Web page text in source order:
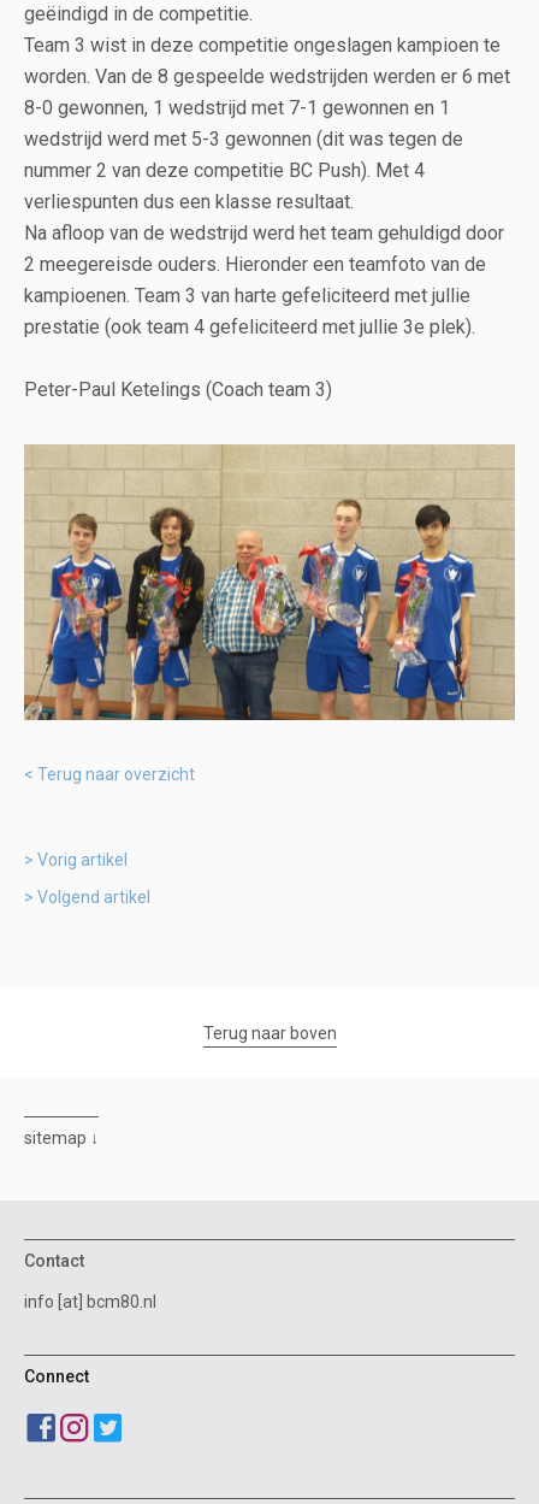
geëindigd in de competitie.
Team 3 wist in deze competitie ongeslagen kampioen te
worden. Van de 8 gespeelde wedstrijden werden er 6 met
8-0 gewonnen, 1 wedstrijd met 7-1 gewonnen en 1
wedstrijd werd met 5-3 gewonnen (dit was tegen de
nummer 2 van deze competitie BC Push). Met 4
verliespunten dus een klasse resultaat.
Na afloop van de wedstrijd werd het team gehuldigd door
2 meegereisde ouders. Hieronder een teamfoto van de
kampioenen. Team 3 van harte gefeliciteerd met jullie
prestatie (ook team 4 gefeliciteerd met jullie 3e plek).
Peter-Paul Ketelings (Coach team 3)
Terug naar overzicht
Vorig artikel
Volgend artikel
Terug naar boven
sitemap
Contact
info [at] bcm80.nl
Connect